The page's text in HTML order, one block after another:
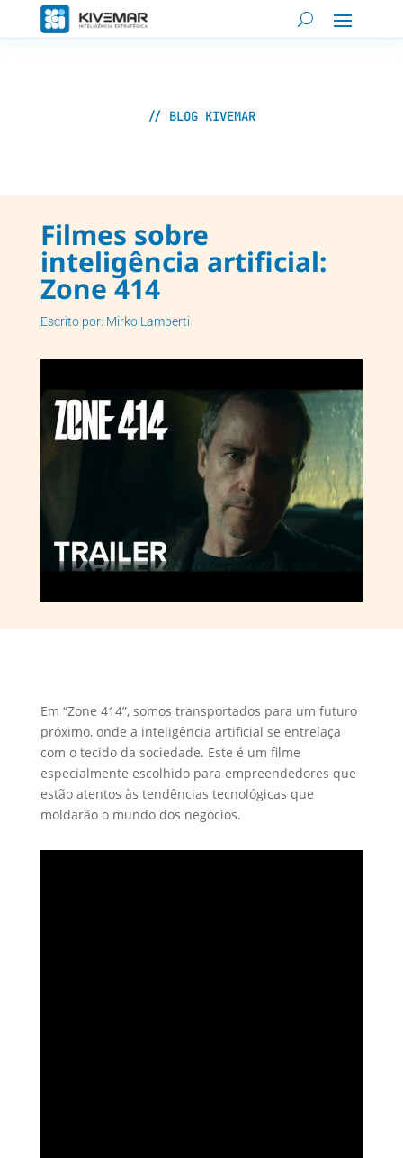
// BLOG KIVEMAR
Filmes sobre
inteligência artificial:
Zone 414
Escrito por: Mirko Lamberti
Em “Zone 414”, somos transportados para um futuro
próximo, onde a inteligência artificial se entrelaça
com o tecido da sociedade. Este é um filme
especialmente escolhido para empreendedores que
estão atentos às tendências tecnológicas que
moldarão o mundo dos negócios.